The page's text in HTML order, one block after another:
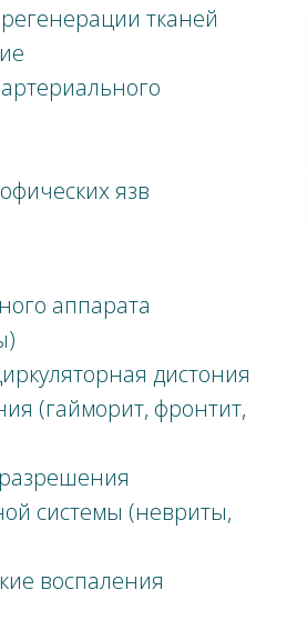
тканей
язв
аппарата
дистония
(гайморит, фронтит,
системы (невриты,
воспаления